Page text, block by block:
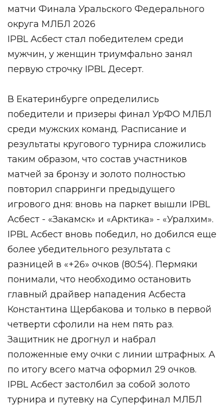
матчи Финала Уральского Федерального
округа МЛБЛ 2026
IPBL Асбест стал победителем среди
мужчин, у женщин триумфально занял
первую строчку IPBL Десерт.
В Екатеринбурге определились
победители и призеры финал УрФО МЛБЛ
среди мужских команд. Расписание и
результаты кругового турнира сложились
таким образом, что состав участников
матчей за бронзу и золото полностью
повторил спарринги предыдущего
игрового дня: вновь на паркет вышли IPBL
Асбест - «Закамск» и «Арктика» - «Уралхим».
IPBL Асбест вновь победил, но добился еще
более убедительного результата с
разницей в «+26» очков (80:54). Пермяки
понимали, что необходимо остановить
главный драйвер нападения Асбеста
Константина Щербакова и только в первой
четверти сфолили на нем пять раз.
Защитник не дрогнул и набрал
положенные ему очки с линии штрафных. А
по итогу всего матча оформил 29 очков.
IPBL Асбест застолбил за собой золото
турнира и путевку на Суперфинал МЛБЛ